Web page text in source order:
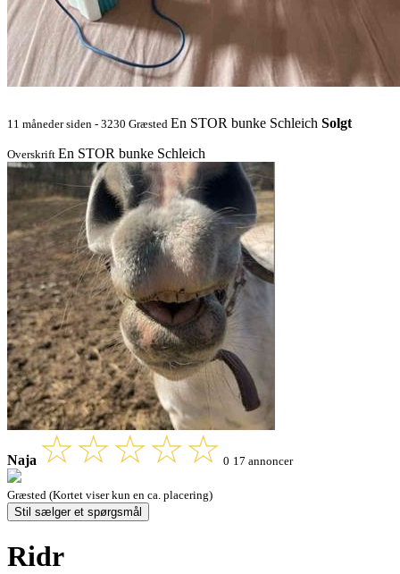
11 måneder siden - 3230 Græsted En STOR bunke Schleich Solgt
Overskrift En STOR bunke Schleich
Naja 0 17 annoncer
Græsted (Kortet viser kun en ca. placering)
Stil sælger et spørgsmål
Ridr